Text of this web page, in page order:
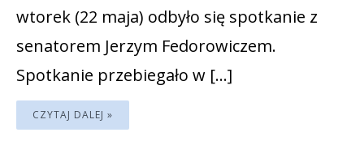
wtorek (22 maja) odbyło się spotkanie z
senatorem Jerzym Fedorowiczem.
Spotkanie przebiegało w […]
CZYTAJ DALEJ »